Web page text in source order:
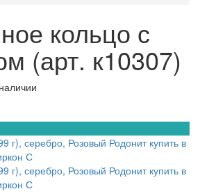
кольцо с
(арт. к10307)